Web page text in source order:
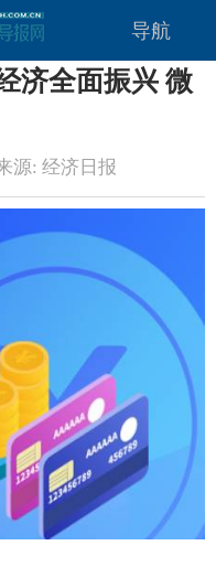
导航
济全面振兴 微
源: 经济日报